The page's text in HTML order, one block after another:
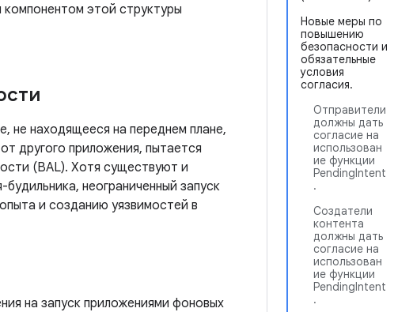
Новые меры по
повышению
безопасности и
обязательные
условия
согласия.
Отправители
должны дать
согласие на
использован
ие функции
PendingIntent
.
Создатели
контента
должны дать
согласие на
использован
ие функции
PendingIntent
.
этой структуры
не находящееся на переднем плане,
от другого приложения, пытается
(BAL). Хотя существуют и
неограниченный запуск
и созданию уязвимостей в
на запуск приложениями фоновых